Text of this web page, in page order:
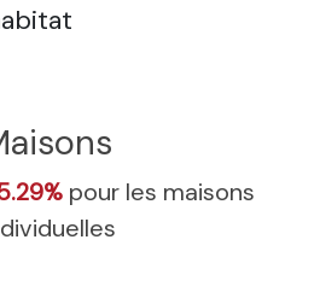
pour les maisons